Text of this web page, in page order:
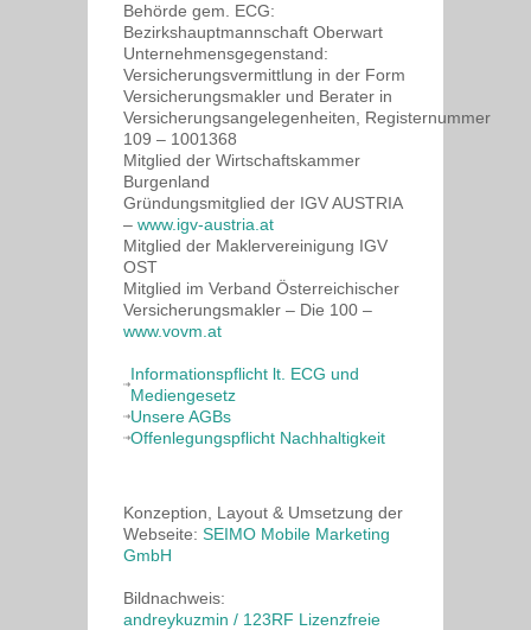
Behörde gem. ECG:
Bezirkshauptmannschaft Oberwart
Unternehmensgegenstand:
Versicherungsvermittlung in der Form
Versicherungsmakler und Berater in
Versicherungsangelegenheiten, Registernummer
109 – 1001368
Mitglied der Wirtschaftskammer
Burgenland
Gründungsmitglied der IGV AUSTRIA
– www.igv-austria.at
Mitglied der Maklervereinigung IGV
OST
Mitglied im Verband Österreichischer
Versicherungsmakler – Die 100 –
www.vovm.at
Informationspflicht lt. ECG und
Mediengesetz
Unsere AGBs
Offenlegungspflicht Nachhaltigkeit
Konzeption, Layout & Umsetzung der
Webseite: SEIMO Mobile Marketing
GmbH
Bildnachweis:
andreykuzmin / 123RF Lizenzfreie